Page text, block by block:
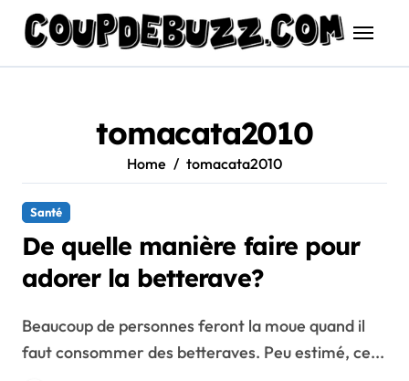
content
tomacata2010
Home tomacata2010
Santé
De quelle manière faire pour
adorer la betterave?
Beaucoup de personnes feront la moue quand il
faut consommer des betteraves. Peu estimé, ce...